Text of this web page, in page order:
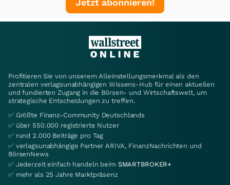
Jetzt abonnieren!
Profitieren Sie von unserem Alleinstellungsmerkmal als den
zentralen verlagsunabhängigen Wissens-Hub für einen aktuellen
und fundierten Zugang in die Börsen- und Wirtschaftswelt, um
strategische Entscheidungen zu treffen.
✅ Größte Finanz-Community Deutschlands
✅ über 550.000 registrierte Nutzer
✅ rund 2.000 Beiträge pro Tag
✅ verlagsunabhängige Partner ARIVA, FinanzNachrichten und
BörsenNews
✅ Jederzeit einfach handeln beim SMARTBROKER+
✅ mehr als 25 Jahre Marktpräsenz